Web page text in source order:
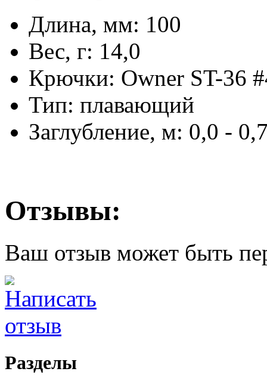
Длина, мм: 100
Вес, г: 14,0
Крючки: Owner ST-36
Тип: плавающий
Заглубление, м: 0,0 -
Отзывы:
Ваш отзыв может быть
Разделы